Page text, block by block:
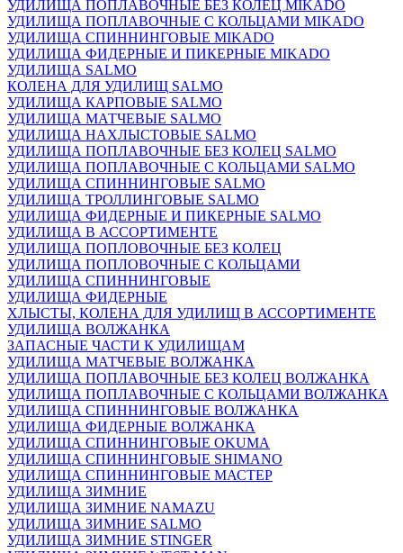
УДИЛИЩА ПОПЛАВОЧНЫЕ БЕЗ КОЛЕЦ MIKADO
УДИЛИЩА ПОПЛАВОЧНЫЕ С КОЛЬЦАМИ MIKADO
УДИЛИЩА СПИННИНГОВЫЕ MIKADO
УДИЛИЩА ФИДЕРНЫЕ И ПИКЕРНЫЕ MIKADO
УДИЛИЩА SALMO
КОЛЕНА ДЛЯ УДИЛИЩ SALMO
УДИЛИЩА КАРПОВЫЕ SALMO
УДИЛИЩА МАТЧЕВЫЕ SALMO
УДИЛИЩА НАХЛЫСТОВЫЕ SALMO
УДИЛИЩА ПОПЛАВОЧНЫЕ БЕЗ КОЛЕЦ SALMO
УДИЛИЩА ПОПЛАВОЧНЫЕ С КОЛЬЦАМИ SALMO
УДИЛИЩА СПИННИНГОВЫЕ SALMO
УДИЛИЩА ТРОЛЛИНГОВЫЕ SALMO
УДИЛИЩА ФИДЕРНЫЕ И ПИКЕРНЫЕ SALMO
УДИЛИЩА В АССОРТИМЕНТЕ
УДИЛИЩА ПОПЛОВОЧНЫЕ БЕЗ КОЛЕЦ
УДИЛИЩА ПОПЛОВОЧНЫЕ С КОЛЬЦАМИ
УДИЛИЩА СПИННИНГОВЫЕ
УДИЛИЩА ФИДЕРНЫЕ
ХЛЫСТЫ, КОЛЕНА ДЛЯ УДИЛИЩ В АССОРТИМЕНТЕ
УДИЛИЩА ВОЛЖАНКА
ЗАПАСНЫЕ ЧАСТИ К УДИЛИЩАМ
УДИЛИЩА МАТЧЕВЫЕ ВОЛЖАНКА
УДИЛИЩА ПОПЛАВОЧНЫЕ БЕЗ КОЛЕЦ ВОЛЖАНКА
УДИЛИЩА ПОПЛАВОЧНЫЕ С КОЛЬЦАМИ ВОЛЖАНКА
УДИЛИЩА СПИННИНГОВЫЕ ВОЛЖАНКА
УДИЛИЩА ФИДЕРНЫЕ ВОЛЖАНКА
УДИЛИЩА СПИННИНГОВЫЕ OKUMA
УДИЛИЩА СПИННИНГОВЫЕ SHIMANO
УДИЛИЩА СПИННИНГОВЫЕ МАСТЕР
УДИЛИЩА ЗИМНИЕ
УДИЛИЩА ЗИМНИЕ NAMAZU
УДИЛИЩА ЗИМНИЕ SALMO
УДИЛИЩА ЗИМНИЕ STINGER